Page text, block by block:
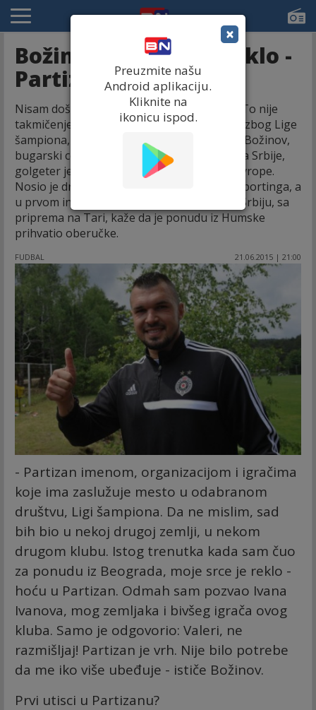
Božinov: Srce mi je reklo -
Partizan!
Nisam došao u Partizan zbog Lige Evrope! To nije
takmičenje za najbolje klubove. Došao sam zbog Lige
šampiona, rekao je Bugarin za “Blic”. Valeri Božinov,
bugarski centarfor koji je pojačao šampiona Srbije,
golgeter je koji je igrao u najjačim ligama Evrope.
Nosio je dresove Juventusa, Sitija, Parme, Sportinga, a
u prvom intervjuu koji je dao po dolasku u Srbiju, sa
priprema na Tari, kaže da je ponudu iz Humske
prihvatio oberučke.
FUDBAL 21.06.2015 | 21:00
- Partizan imenom, organizacijom i igračima
koje ima zaslužuje mesto u odabranom
društvu, Ligi šampiona. Da ne mislim, sad
bih bio u nekoj drugoj zemlji, u nekom
drugom klubu. Istog trenutka kada sam čuo
za ponudu iz Beograda, moje srce je reklo -
hoću u Partizan. Odmah sam pozvao Ivana
Ivanova, mog zemljaka i bivšeg igrača ovog
kluba. Samo je odgovorio: Valeri, ne
razmišljaj! Partizan je vrh. Nije bilo potrebe
da me iko više ubeđuje - ističe Božinov.
Prvi utisci u Partizanu?
×
Preuzmite našu
Android aplikaciju.
Kliknite na
ikonicu ispod.